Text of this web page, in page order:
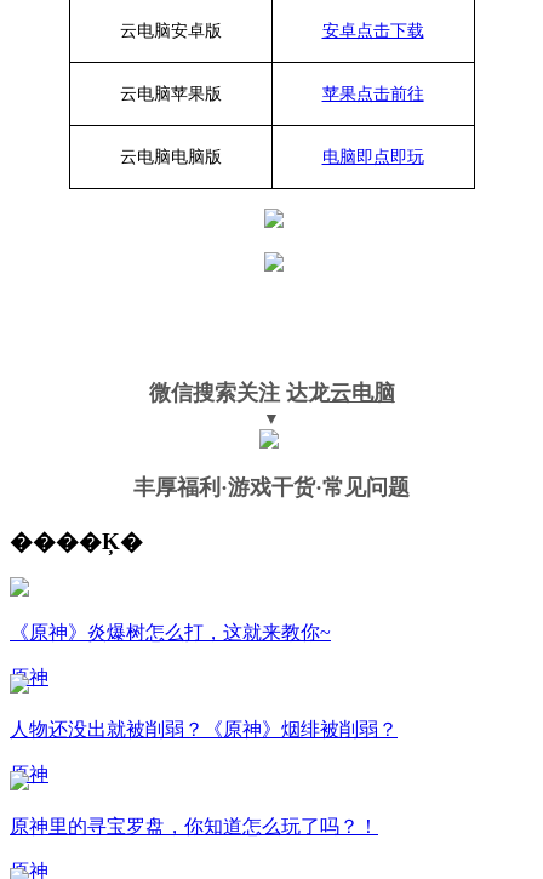
云电脑安卓版 安卓点击下载
云电脑苹果版 苹果点击前往
云电脑电脑版 电脑即点即玩
微信搜索关注 达龙云电脑
▼
丰厚福利 ·游戏干货·常见问题
����Ķ�
《原神》炎爆树怎么打，这就来教你~
原神
人物还没出就被削弱？《原神》烟绯被削弱？
原神
原神里的寻宝罗盘，你知道怎么玩了吗？！
原神